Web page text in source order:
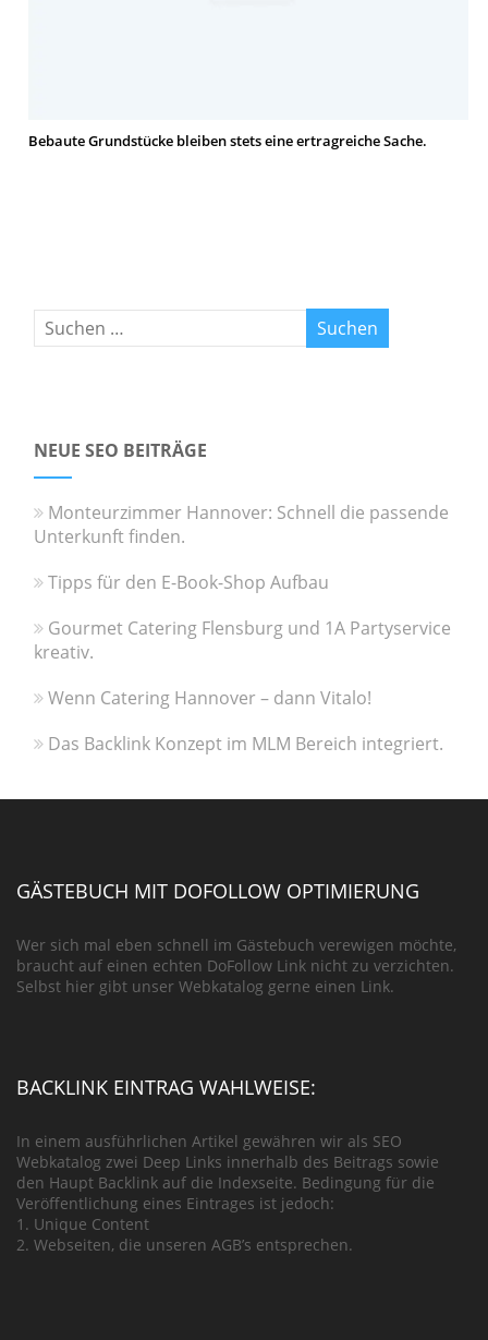
Bebaute Grundstücke bleiben stets eine ertragreiche Sache.
NEUE SEO BEITRÄGE
Monteurzimmer Hannover: Schnell die passende
Unterkunft finden.
Tipps für den E-Book-Shop Aufbau
Gourmet Catering Flensburg und 1A Partyservice
kreativ.
Wenn Catering Hannover – dann Vitalo!
Das Backlink Konzept im MLM Bereich integriert.
GÄSTEBUCH MIT DOFOLLOW OPTIMIERUNG
Wer sich mal eben schnell im Gästebuch verewigen möchte,
braucht auf einen echten DoFollow Link nicht zu verzichten.
Selbst hier gibt unser Webkatalog gerne einen Link.
BACKLINK EINTRAG WAHLWEISE:
In einem ausführlichen Artikel gewähren wir als SEO
Webkatalog zwei Deep Links innerhalb des Beitrags sowie
den Haupt Backlink auf die Indexseite. Bedingung für die
Veröffentlichung eines Eintrages ist jedoch:
1. Unique Content
2. Webseiten, die unseren AGB’s entsprechen.